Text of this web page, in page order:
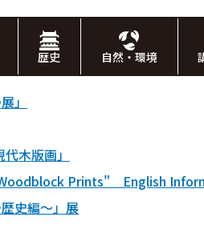
歴史 自然・環境
」
木版画」
Prints" English
史編～」展